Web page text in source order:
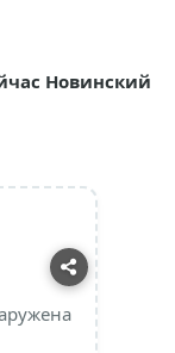
Новинский